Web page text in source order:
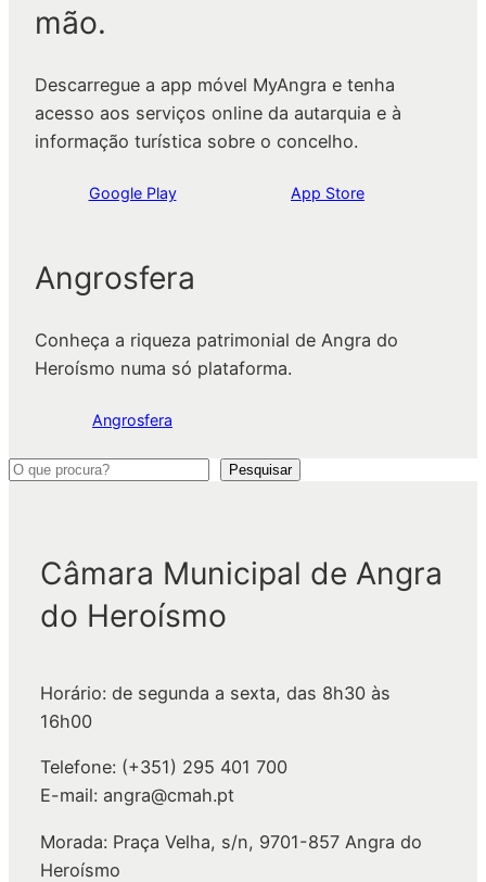
mão.
Descarregue a app móvel MyAngra e tenha
acesso aos serviços online da autarquia e à
informação turística sobre o concelho.
Google Play App Store
Angrosfera
Conheça a riqueza patrimonial de Angra do
Heroísmo numa só plataforma.
Angrosfera
P
Pesquisar
Câmara Municipal de Angra
do Heroísmo
Horário: de segunda a sexta, das 8h30 às
16h00
Telefone: (+351) 295 401 700
E-mail: angra@cmah.pt
Morada: Praça Velha, s/n, 9701-857 Angra do
Heroísmo